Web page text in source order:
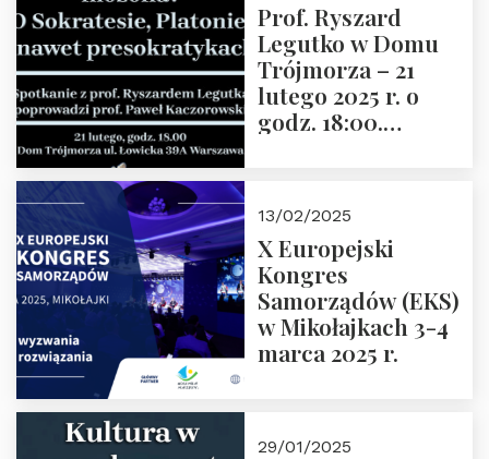
Prof. Ryszard
Legutko w Domu
Trójmorza – 21
lutego 2025 r. o
godz. 18:00.
Zapraszamy
13/02/2025
X Europejski
Kongres
Samorządów (EKS)
w Mikołajkach 3-4
marca 2025 r.
29/01/2025